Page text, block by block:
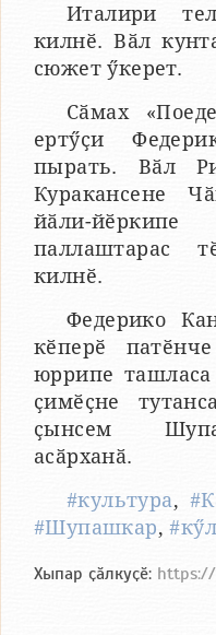
Италири
килнӗ. Вӑл
сюжет ӳкерет.
Сӑмах
ертӳҫи
пырать. Вӑл
Куракансене
йӑли-йӗркипе
паллаштарас
килнӗ.
Федерико
кӗперӗ
юррипе
ҫимӗҫне
ҫынсем
асӑрханӑ.
#культура,
#Шупашкар,
Хыпар ҫӑлкуҫӗ: https://